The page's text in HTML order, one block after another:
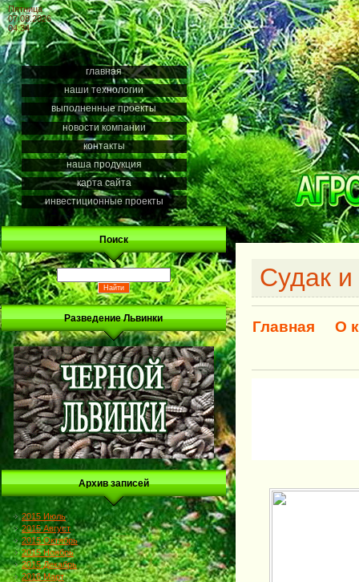
Пятница
07.08.2026
04:34
главная
наши технологии
выполненные проекты
новости компании
контакты
наша продукция
карта сайта
инвестиционные проекты
Поиск
Разведение Львинки
Архив записей
2015 Июль
2015 Август
2015 Октябрь
2015 Ноябрь
2015 Декабрь
2016 Март
Судак и
Главная О